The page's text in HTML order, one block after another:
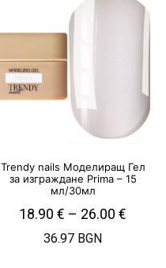
Trendy nails Моделиращ Гел
за изграждане Prima – 15
мл/30мл
18.90€ – 26.00€
36.97 BGN